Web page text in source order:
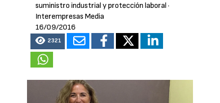
suministro industrial y protección laboral·
Interempresas Media
16/09/2016
2321